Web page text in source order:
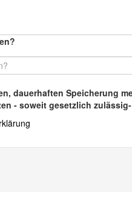
Speicherung
- soweit gesetzlich zulässig-